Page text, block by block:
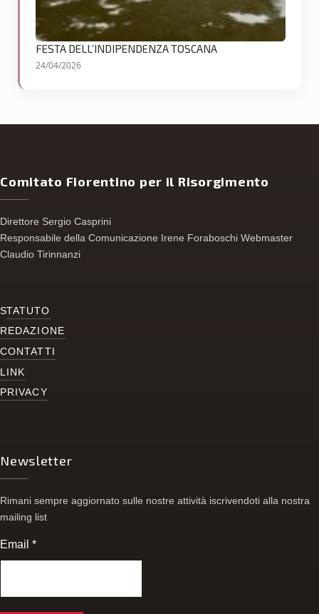
FESTA DELL’INDIPENDENZA TOSCANA
24/04/2026
Comitato Fiorentino per il Risorgimento
Direttore Sergio Casprini
Responsabile della Comunicazione Irene Foraboschi Webmaster
Claudio Tirinnanzi
STATUTO
REDAZIONE
CONTATTI
LINK
PRIVACY
Newsletter
Rimani sempre aggiornato sulle nostre attività iscrivendoti alla nostra
mailing list
Email*